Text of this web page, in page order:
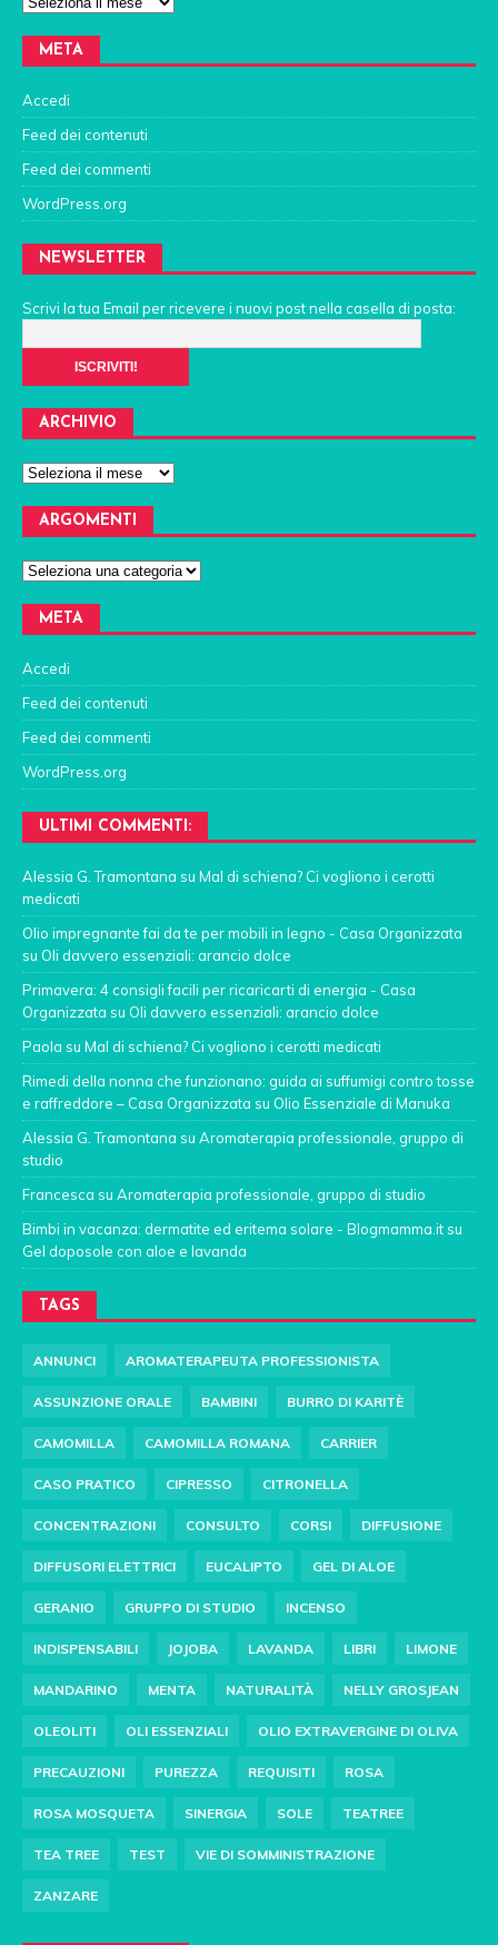
META
Accedi
Feed dei contenuti
Feed dei commenti
WordPress.org
NEWSLETTER
Scrivi la tua Email per ricevere i nuovi post nella casella di posta:
ARCHIVIO
ARGOMENTI
META
Accedi
Feed dei contenuti
Feed dei commenti
WordPress.org
ULTIMI COMMENTI:
Alessia G. Tramontana su Mal di schiena? Ci vogliono i cerotti
medicati
Olio impregnante fai da te per mobili in legno - Casa Organizzata
su Oli davvero essenziali: arancio dolce
Primavera: 4 consigli facili per ricaricarti di energia - Casa
Organizzata su Oli davvero essenziali: arancio dolce
Paola su Mal di schiena? Ci vogliono i cerotti medicati
Rimedi della nonna che funzionano: guida ai suffumigi contro tosse
e raffreddore – Casa Organizzata su Olio Essenziale di Manuka
Alessia G. Tramontana su Aromaterapia professionale, gruppo di
studio
Francesca su Aromaterapia professionale, gruppo di studio
Bimbi in vacanza: dermatite ed eritema solare - Blogmamma.itsu
Gel doposole con aloe e lavanda
TAGS
ANNUNCI AROMATERAPEUTA PROFESSIONISTA
ASSUNZIONE ORALE BAMBINI BURRO DI KARITÈ
CAMOMILLA CAMOMILLA ROMANA CARRIER
CASO PRATICO CIPRESSO CITRONELLA
CONCENTRAZIONI CONSULTO CORSI DIFFUSIONE
DIFFUSORI ELETTRICI EUCALIPTO GEL DI ALOE
GERANIO GRUPPO DI STUDIO INCENSO
INDISPENSABILI JOJOBA LAVANDA LIBRI LIMONE
MANDARINO MENTA NATURALITÀ NELLY GROSJEAN
OLEOLITI OLI ESSENZIALI OLIO EXTRAVERGINE DI OLIVA
PRECAUZIONI PUREZZA REQUISITI ROSA
ROSA MOSQUETA SINERGIA SOLE TEATREE
TEA TREE TEST VIE DI SOMMINISTRAZIONE
ZANZARE